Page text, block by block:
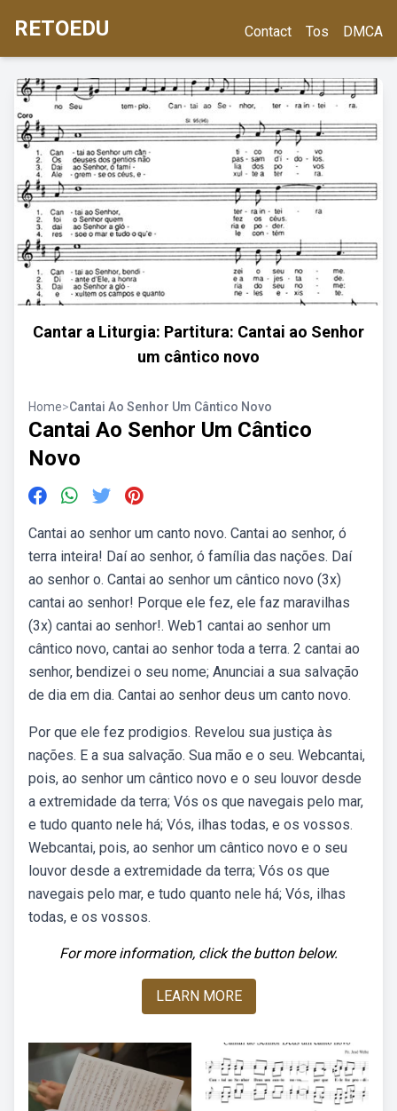
RETOEDU Contact Tos DMCA
Cantar a Liturgia: Partitura: Cantai ao Senhor
um cântico novo
Home>Cantai Ao Senhor Um Cântico Novo
Cantai Ao Senhor Um Cântico
Novo
Cantai ao senhor um canto novo. Cantai ao senhor, ó
terra inteira! Daí ao senhor, ó família das nações. Daí
ao senhor o. Cantai ao senhor um cântico novo (3x)
cantai ao senhor! Porque ele fez, ele faz maravilhas
(3x) cantai ao senhor!. Web1 cantai ao senhor um
cântico novo, cantai ao senhor toda a terra. 2 cantai ao
senhor, bendizei o seu nome; Anunciai a sua salvação
de dia em dia. Cantai ao senhor deus um canto novo.
Por que ele fez prodigios. Revelou sua justiça às
nações. E a sua salvação. Sua mão e o seu. Webcantai,
pois, ao senhor um cântico novo e o seu louvor desde
a extremidade da terra; Vós os que navegais pelo mar,
e tudo quanto nele há; Vós, ilhas todas, e os vossos.
Webcantai, pois, ao senhor um cântico novo e o seu
louvor desde a extremidade da terra; Vós os que
navegais pelo mar, e tudo quanto nele há; Vós, ilhas
todas, e os vossos.
For more information, click the button below.
LEARN MORE